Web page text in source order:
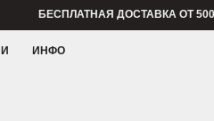
ИНФО
БЕСПЛАТНАЯ ДОСТАВКА ОТ 5000₽